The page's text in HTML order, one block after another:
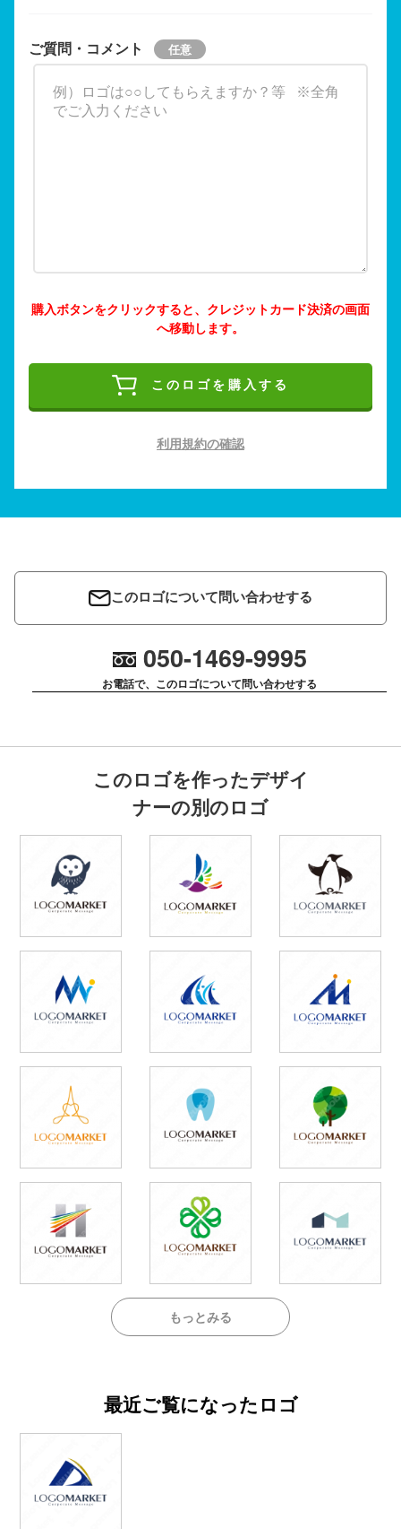
ご質問・コメント
購入ボタンをクリックすると、クレジットカード決済の画面
へ移動します。
このロゴを購入する
利用規約の確認
このロゴについて問い合わせする
050-1469-9995
お電話で、このロゴについて問い合わせする
このロゴを作ったデザイ
ナーの別のロゴ
もっとみる
最近ご覧になったロゴ